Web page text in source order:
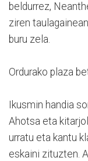
beldurrez,
ziren
buru zela.
Ordurako plaza
Ikusmin handia
Ahotsa eta
urratu eta kantu
eskaini zituzten.